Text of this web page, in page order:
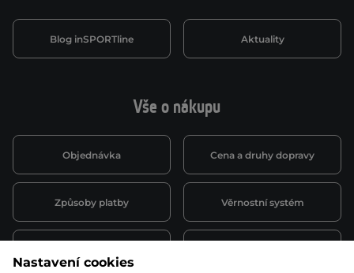
Vše o nákupu
Objednávka Cena a druhy dopravy
Způsoby platby Věrnostní systém
Blog inSPORTline Aktuality
Nastavení cookies